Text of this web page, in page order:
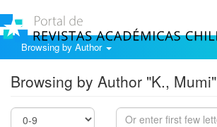
Browsing by Author
Browsing by Author "K., Mumi"